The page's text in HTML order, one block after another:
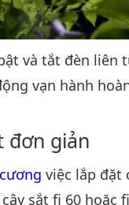
và tắt đèn
vạn hành
đơn giản
việc lắp đặt
sắt fi 60